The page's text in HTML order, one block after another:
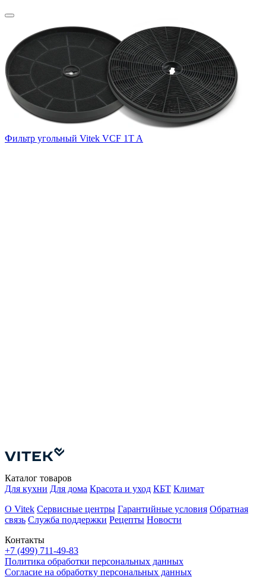
Фильтр угольный Vitek VCF 1T A
Контакты
+7 (499) 711-49-83
Каталог товаров
Для кухни Для дома Красота и уход КБТ Климат
О Vitek Сервисные центры Гарантийные условия Обратная
связь Служба поддержки Рецепты Новости
Политика обработки персональных данных
Согласие на обработку персональных данных